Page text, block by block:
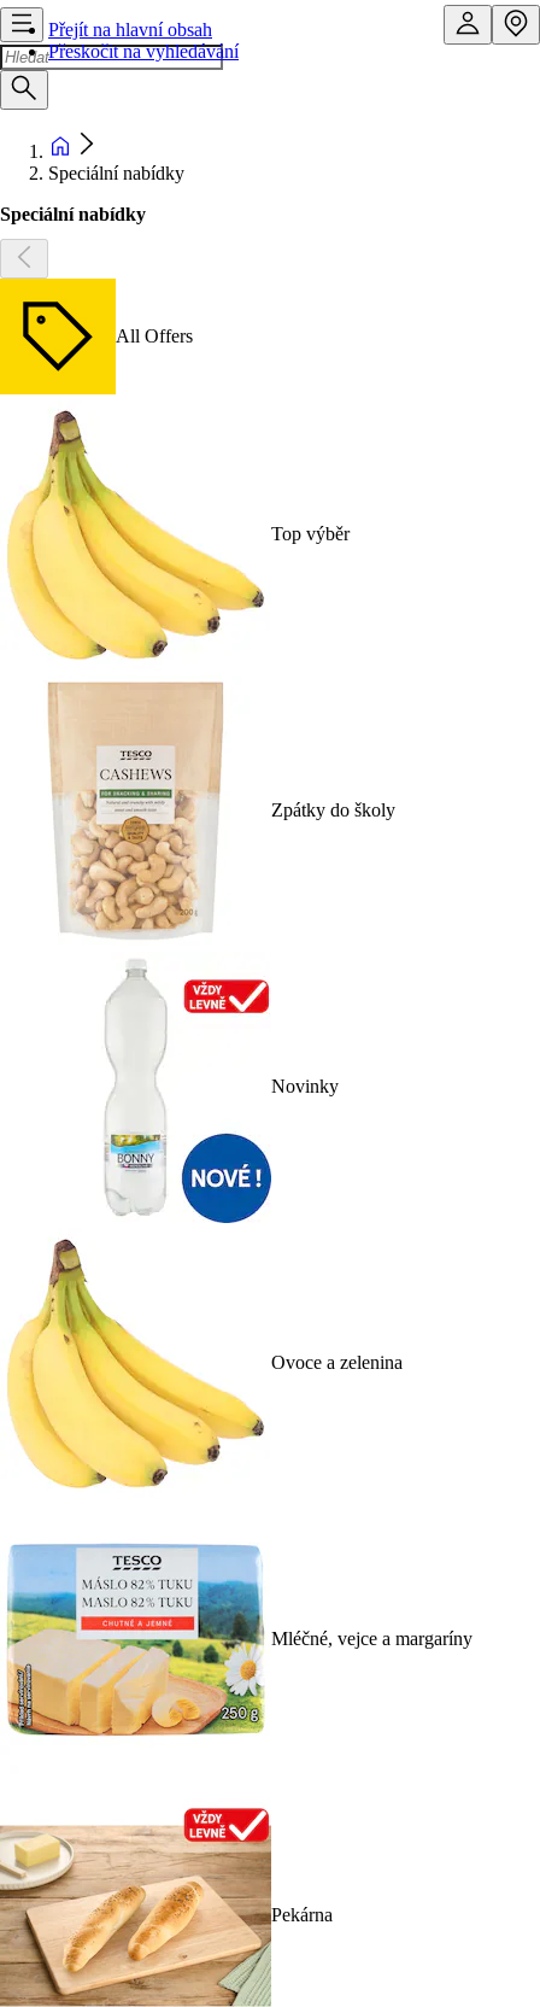
Přejít na hlavní obsah
Přeskočit na vyhledávání
Speciální nabídky
Speciální nabídky
All Offers
Top výběr
Zpátky do školy
Novinky
Ovoce a zelenina
Mléčné, vejce a margaríny
Pekárna